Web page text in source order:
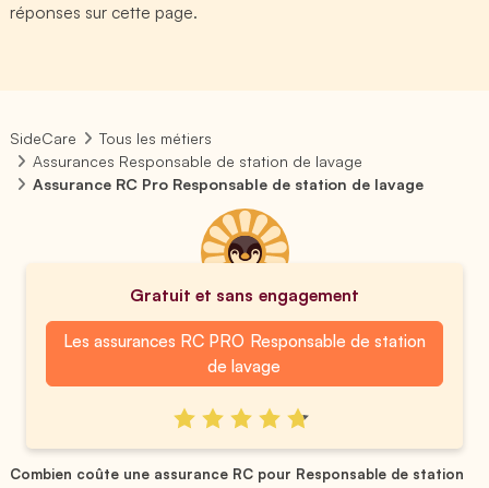
réponses sur cette page.
SideCare
Tous les métiers
Assurances Responsable de station de lavage
Assurance RC Pro Responsable de station de lavage
Gratuit et sans engagement
Les assurances RC PRO Responsable de station
de lavage
Combien coûte une assurance RC pour Responsable de station